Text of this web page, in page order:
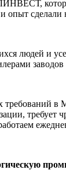
которая
опыт
людей и
в
требует